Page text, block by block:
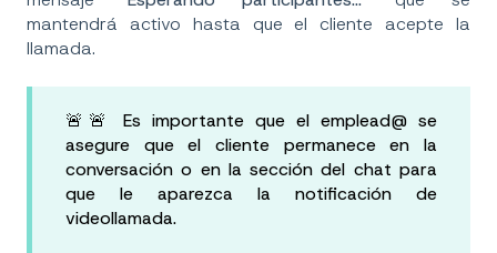
mantendrá activo hasta que el cliente acepte la
llamada.
🚨🚨 Es importante que el emplead@ se
asegure que el cliente permanece en la
conversación o en la sección del chat para
que le aparezca la notificación de
videollamada.